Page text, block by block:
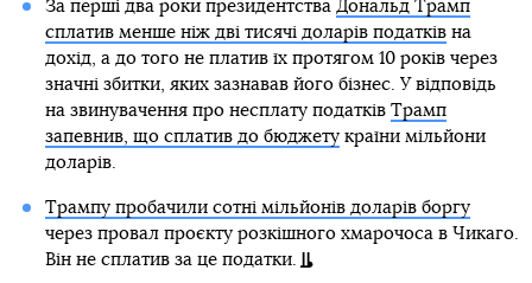
За перші два роки президентства Дональд Трамп
сплатив менше ніж дві тисячі доларів податківна
дохід, а до того не платив їх протягом 10 років через
значні збитки, яких зазнавав його бізнес. У відповідь
на звинувачення про несплату податків Трамп
запевнив, що сплатив до бюджетукраїни мільйони
доларів.
Трампу пробачили сотні мільйонів доларів боргу
через провал проєкту розкішного хмарочоса в Чикаго.
Він не сплатив за це податки.